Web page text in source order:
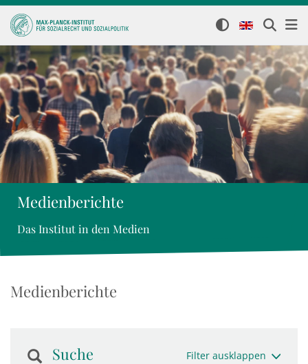
Medienberichte
Das Institut in den Medien
Medienberichte
Suche Filter ausklappen